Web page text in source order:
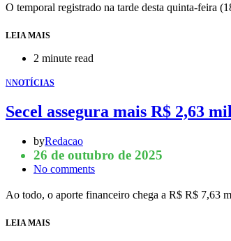
O temporal registrado na tarde desta quinta-feira
LEIA MAIS
2 minute read
NNOTÍCIAS
Secel assegura mais R$ 2,63
byRedacao
26 de outubro de 2025
No comments
Ao todo, o aporte financeiro chega a R$ R$ 7,63
LEIA MAIS